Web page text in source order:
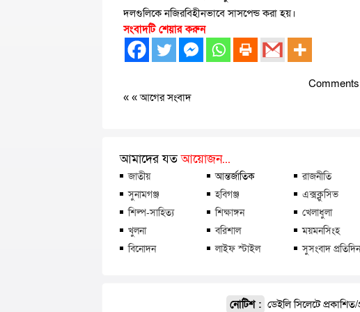
দলগুলিকে নজিরবিহীনভাবে সাসপেন্ড করা হয়।
সংবাদটি শেয়ার করুন
« «আগের সংবাদ
আমাদের যতআয়োজন...
জাতীয় আন্তর্জাতিক রাজনীতি
সুনামগঞ্জ
হবিগঞ্জ এক্সক্লুসিভ
শিল্প-সাহিত্য
শিক্ষাঙ্গন খেলাধুলা
খুলনা
বরিশাল ময়মনসিংহ
বিনোদন
লাইফ স্টাইল সুসংবাদ প্রতিদিন
নোটিশ : ডেইলি সিলেটে